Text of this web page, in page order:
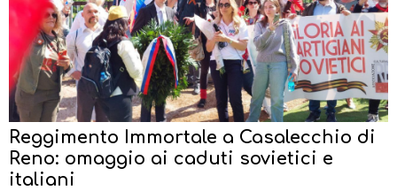
Reggimento Immortale a Casalecchio di
Reno: omaggio ai caduti sovietici e
italiani